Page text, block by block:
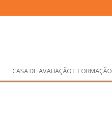
CASA DE AVALIAÇÃO E FORMAÇÃO